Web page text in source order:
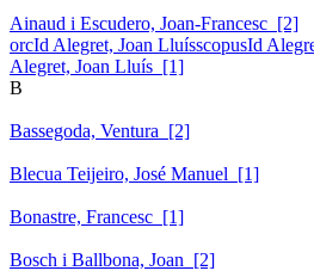
Ainaud i Escudero, Joan-Francesc [2]
orcId Alegret, Joan LluísscopusId
Alegret, Joan Lluís [1]
B
Bassegoda, Ventura [2]
Blecua Teijeiro, José Manuel [1]
Bonastre, Francesc [1]
Bosch i Ballbona, Joan [2]